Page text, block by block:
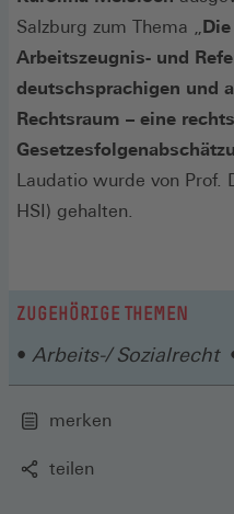
Salzburg zum Thema „
Arbeitszeugnis- und
deutschsprachigen und
Rechtsraum – eine
Laudatio wurde von Prof.
HSI) gehalten.
ZUGEHÖRIGE THEMEN
Arbeits-/ Sozialrecht
merken
teilen